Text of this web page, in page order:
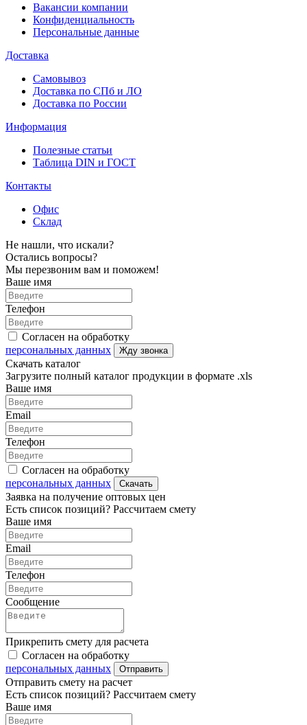
Вакансии компании
Конфиденциальность
Персональные данные
Доставка
Самовывоз
Доставка по СПб и ЛО
Доставка по России
Информация
Полезные статьи
Таблица DIN и ГОСТ
Контакты
Офис
Склад
Не нашли, что искали?
Остались вопросы?
Мы перезвоним вам и поможем!
Ваше имя
Телефон
Согласен на обработку
персональных данных
Жду звонка
Скачать каталог
Загрузите полный каталог продукции в формате .xls
Ваше имя
Email
Телефон
Согласен на обработку
персональных данных
Скачать
Заявка на получение оптовых цен
Есть список позиций? Рассчитаем смету
Ваше имя
Email
Телефон
Сообщение
Прикрепить смету для расчета
Согласен на обработку
персональных данных
Отправить
Отправить смету на расчет
Есть список позиций? Рассчитаем смету
Ваше имя